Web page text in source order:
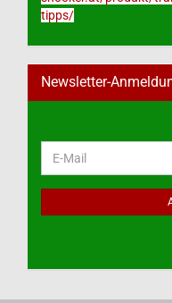
tipps/
Newsletter-
ZUR
E-
Mail